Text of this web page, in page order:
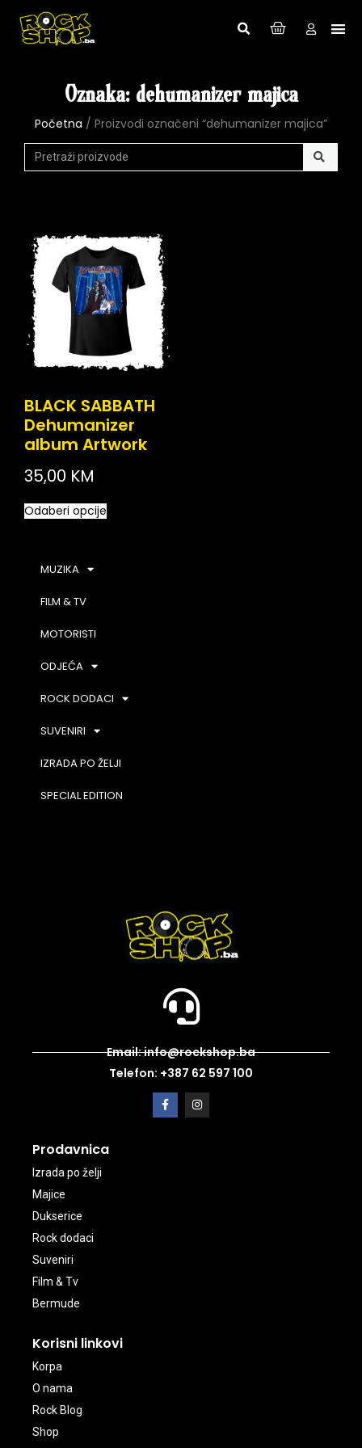
Oznaka: dehumanizer majica
Početna / Proizvodi označeni “dehumanizer majica”
BLACK SABBATH
Dehumanizer
album Artwork
35,00 KM
Odaberi opcije
MUZIKA
FILM & TV
MOTORISTI
ODJEĆA
ROCK DODACI
SUVENIRI
IZRADA PO ŽELJI
SPECIAL EDITION
Email: info@rockshop.ba
Telefon: +387 62 597 100
Prodavnica
Izrada po želji
Majice
Dukserice
Rock dodaci
Suveniri
Film & Tv
Bermude
Korisni linkovi
Korpa
O nama
Rock Blog
Shop